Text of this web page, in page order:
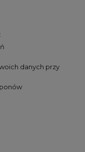
danych przy